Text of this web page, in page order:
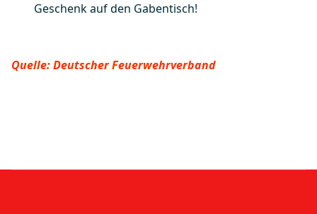
Geschenk auf den Gabentisch!
Quelle: Deutscher Feuerwehrverband